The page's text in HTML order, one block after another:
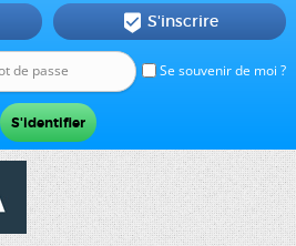
Se souvenir de moi ?
 S'inscrire